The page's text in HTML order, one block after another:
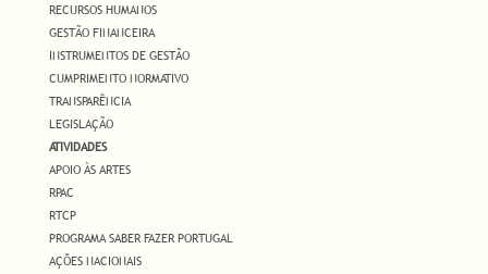
RECURSOS HUMANOS
GESTÃO FINANCEIRA
INSTRUMENTOS DE GESTÃO
CUMPRIMENTO NORMATIVO
TRANSPARÊNCIA
LEGISLAÇÃO
ATIVIDADES
APOIO ÀS ARTES
RPAC
RTCP
PROGRAMA SABER FAZER PORTUGAL
AÇÕES NACIONAIS